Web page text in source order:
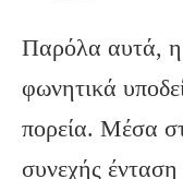
Παρόλα αυτά,
φωνητικά
πορεία. Μέσα
συνεχής